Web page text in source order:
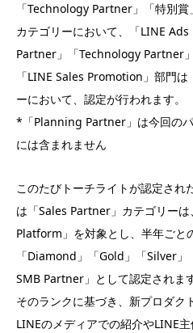
「Technology Partner」「特別
カテゴリーにおいて、「LINE
Partner」「Technology Partner」
「LINE Sales Promotion」部門
ーにおいて、認定が行われます。
*「Planning Partner」は今回の
には含まれません
このたびトーチライトが認定さ
は「Sales Partner」カテゴリー
Platform」を対象とし、半年ごと
「Diamond」「Gold」「Silver
SMB Partner」として認定されま
そのランクに基づき、新プロダク
LINEのメディアでの紹介やLINE